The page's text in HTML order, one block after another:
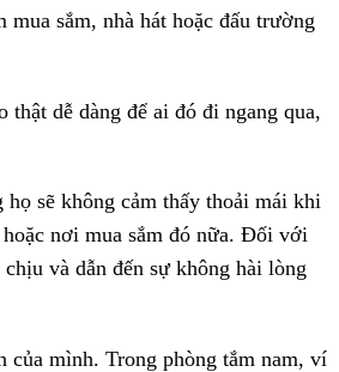
sắm, nhà hát hoặc đấu trường
thật dễ dàng để ai đó đi ngang qua,
sẽ không cảm thấy thoải mái khi
hoặc nơi mua sắm đó nữa. Đối với
và dẫn đến sự không hài lòng
của mình. Trong phòng tắm nam, ví